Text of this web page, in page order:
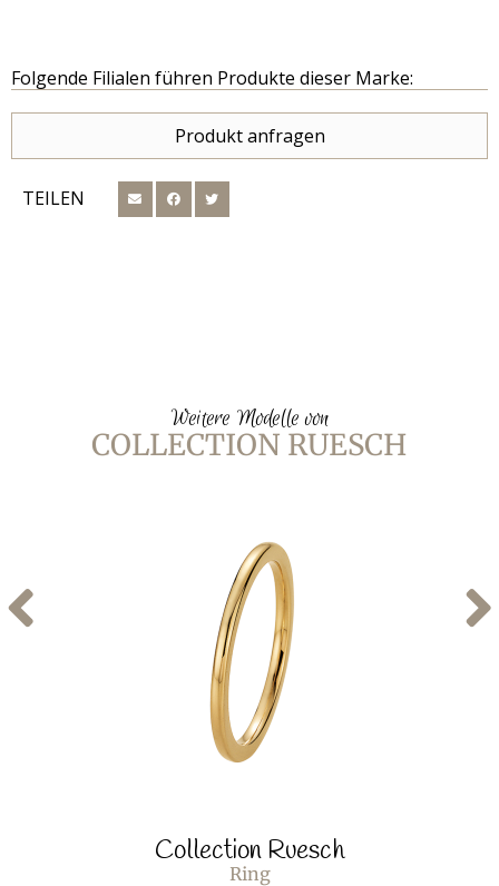
Folgende Filialen führen Produkte dieser Marke:
Produkt anfragen
TEILEN
Weitere Modelle von
COLLECTION RUESCH
Collection Ruesch
Ring